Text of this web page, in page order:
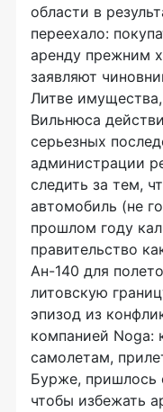
области в
переехало:
аренду прежним
заявляют
Литве
Вильнюса
серьезных
администрации
следить за тем,
автомобиль (не
прошлом году
правительство
Ан-140 для
литовскую
эпизод из
компанией Noga:
самолетам,
Бурже, пришлось
чтобы избежать